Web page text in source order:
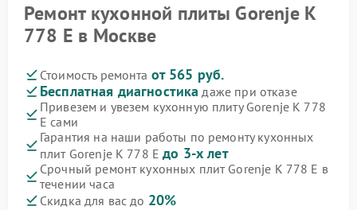
Ремонт кухонной плиты Gorenje K
778 E в Москве
Стоимость ремонта от 565 руб.
Бесплатная диагностика даже при отказе
Привезем и увезем кухонную плиту Gorenje K 778
E сами
Гарантия на наши работы по ремонту кухонных
плит Gorenje K 778 Eдо 3-х лет
Срочный ремонт кухонных плит Gorenje K 778 E в
течении часа
Скидка для вас до 20%